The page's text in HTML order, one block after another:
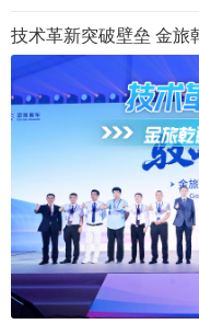
技术革新突破壁垒 金旅